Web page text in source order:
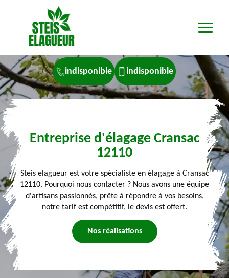
indisponible indisponible
Entreprise d'élagage Cransac
12110
Steis elagueur est votre spécialiste en élagage à Cransac
12110. Pourquoi nous contacter ? Nous avons une équipe
d'artisans passionnés, prête à répondre à vos besoins,
notre tarif est compétitif, le devis est offert.
Nos réalisations